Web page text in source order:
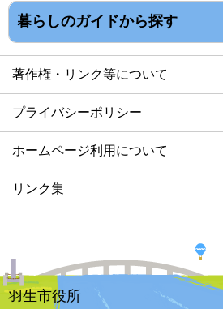
暮らしのガイドから探す
著作権・リンク等について
プライバシーポリシー
ホームページ利用について
リンク集
羽生市役所